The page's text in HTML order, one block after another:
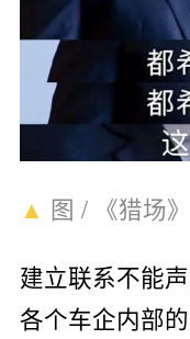
▲ 图 / 《猎场》
建立联系不能
各个车企内部